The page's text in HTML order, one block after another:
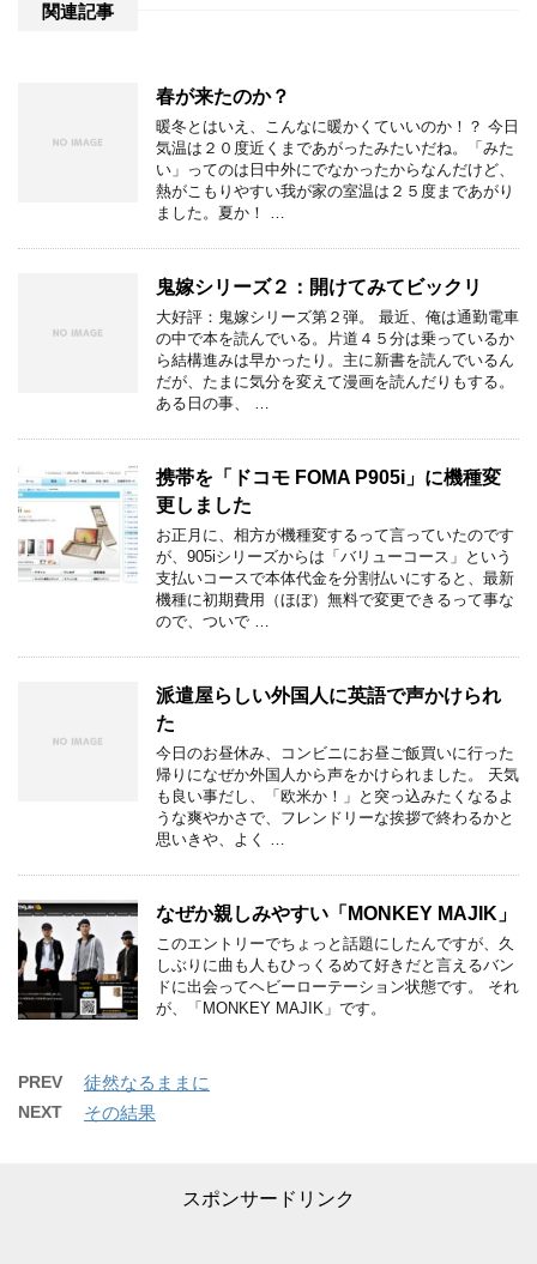
関連記事
春が来たのか？
暖冬とはいえ、こんなに暖かくていいのか！？ 今日
気温は２０度近くまであがったみたいだね。「みた
い」ってのは日中外にでなかったからなんだけど、
熱がこもりやすい我が家の室温は２５度まであがり
ました。夏か！ …
鬼嫁シリーズ２：開けてみてビックリ
大好評：鬼嫁シリーズ第２弾。 最近、俺は通勤電車
の中で本を読んでいる。片道４５分は乗っているか
ら結構進みは早かったり。主に新書を読んでいるん
だが、たまに気分を変えて漫画を読んだりもする。
ある日の事、 …
携帯を「ドコモ FOMA P905i」に機種変
更しました
お正月に、相方が機種変するって言っていたのです
が、905iシリーズからは「バリューコース」という
支払いコースで本体代金を分割払いにすると、最新
機種に初期費用（ほぼ）無料で変更できるって事な
ので、ついで …
派遣屋らしい外国人に英語で声かけられ
た
今日のお昼休み、コンビニにお昼ご飯買いに行った
帰りになぜか外国人から声をかけられました。 天気
も良い事だし、「欧米か！」と突っ込みたくなるよ
うな爽やかさで、フレンドリーな挨拶で終わるかと
思いきや、よく …
なぜか親しみやすい「MONKEY MAJIK」
このエントリーでちょっと話題にしたんですが、久
しぶりに曲も人もひっくるめて好きだと言えるバン
ドに出会ってヘビーローテーション状態です。 それ
が、「MONKEY MAJIK」です。
PREV 徒然なるままに
NEXT その結果
スポンサードリンク